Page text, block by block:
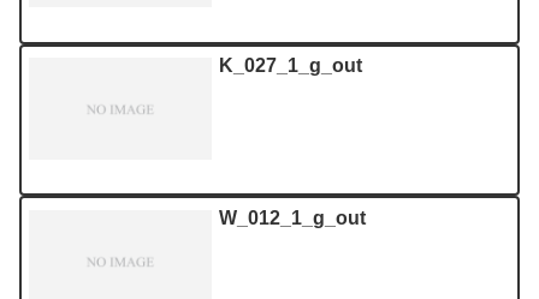
K_027_1_g_out
W_012_1_g_out